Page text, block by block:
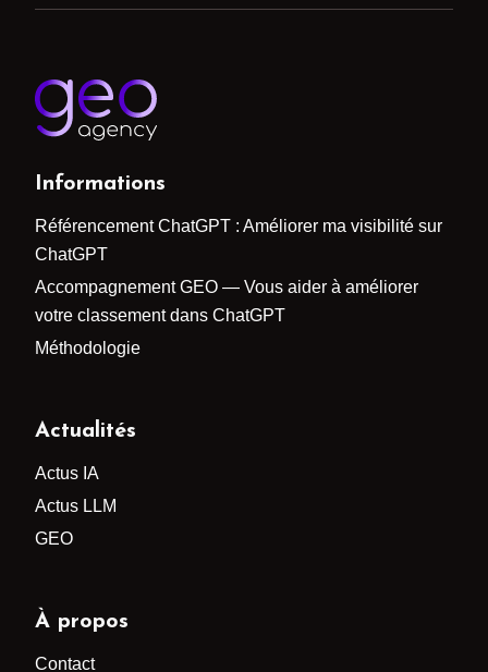
Informations
Référencement ChatGPT : Améliorer ma visibilité sur
ChatGPT
Accompagnement GEO — Vous aider à améliorer
votre classement dans ChatGPT
Méthodologie
Actualités
Actus IA
Actus LLM
GEO
À propos
Contact